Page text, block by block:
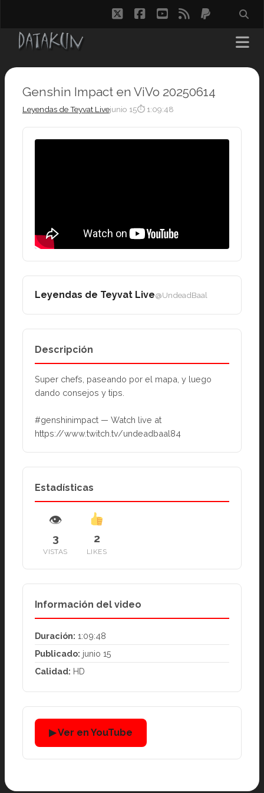
twitterfacebook
youtube
rss paypal
Genshin Impact en ViVo 20250614
Leyendas de Teyvat Livejunio 15⏱ 1:09:48
Leyendas de Teyvat Live@UndeadBaal
Descripción
Super chefs, paseando por el mapa, y luego
dando consejos y tips.
#genshinimpact — Watch live at
https://www.twitch.tv/undeadbaal84
Estadísticas
👁
3
VISTAS
2
LIKES
Información del video
Duración: 1:09:48
Publicado: junio 15
Calidad: HD
▶ Ver en YouTube